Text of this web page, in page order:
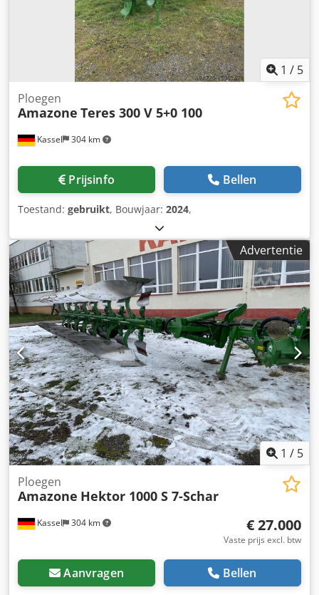
1 / 5
Kassel 304 km
Ploegen
Amazone Teres 300 V 5+0 100
Prijsinfo Bellen
Toestand: gebruikt, Bouwjaar: 2024,
Advertentie
1 / 5
Kassel 304 km
Ploegen
Amazone Hektor 1000 S 7-Schar
€ 27.000
Vaste prijs excl. btw
Aanvragen Bellen